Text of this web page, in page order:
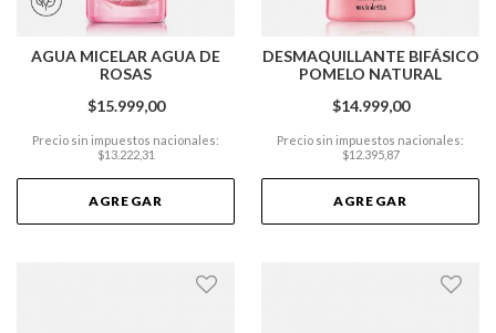
AGUA MICELAR AGUA DE
ROSAS
$15.999,00
Precio sin impuestos nacionales:
$13.222,31
AGREGAR
DESMAQUILLANTE BIFÁSICO
POMELO NATURAL
$14.999,00
Precio sin impuestos nacionales:
$12.395,87
AGREGAR